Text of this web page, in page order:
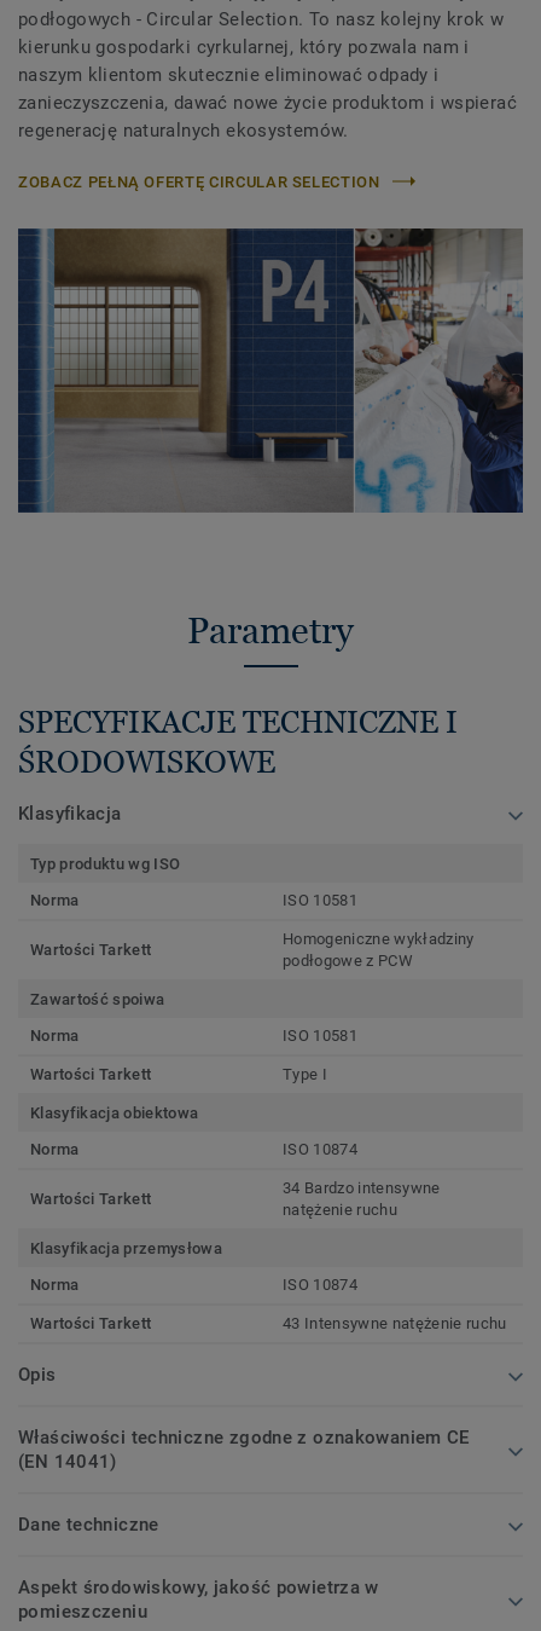
podłogowych - Circular Selection. To nasz kolejny krok w
kierunku gospodarki cyrkularnej, który pozwala nam i
naszym klientom skutecznie eliminować odpady i
zanieczyszczenia, dawać nowe życie produktom i wspierać
regenerację naturalnych ekosystemów.
ZOBACZ PEŁNĄ OFERTĘ CIRCULAR SELECTION
Parametry
SPECYFIKACJE TECHNICZNE I
ŚRODOWISKOWE
Klasyfikacja
Typ produktu wg ISO
Norma
ISO 10581
Wartości Tarkett
Homogeniczne wykładziny
podłogowe z PCW
Zawartość spoiwa
Norma
ISO 10581
Wartości Tarkett Type I
Klasyfikacja obiektowa
Norma
ISO 10874
Wartości Tarkett
34 Bardzo intensywne
natężenie ruchu
Klasyfikacja przemysłowa
Norma
ISO 10874
Wartości Tarkett 43 Intensywne natężenie ruchu
Opis
Właściwości techniczne zgodne z oznakowaniem CE
(EN 14041)
Dane techniczne
Aspekt środowiskowy, jakość powietrza w
pomieszczeniu